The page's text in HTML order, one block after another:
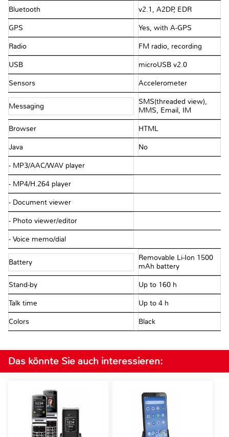
Bluetooth v2.1, A2DP, EDR
GPS Yes, with A-GPS
Radio FM radio, recording
USB microUSB v2.0
Sensors Accelerometer
Messaging
SMS(threaded view),
MMS, Email, IM
Browser HTML
Java No
- MP3/AAC/WAV player
- MP4/H.264 player
- Document viewer
- Photo viewer/editor
- Voice memo/dial
Battery
Removable Li-Ion 1500
mAh battery
Stand-by Up to 160 h
Talk time Up to 4 h
Colors Black
Das könnte Sie auch interessieren: